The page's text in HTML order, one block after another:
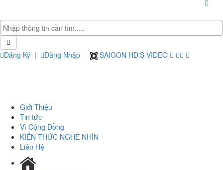
Đăng Ký | Đăng Nhập SAIGON HD'S VIDEO
Giới Thiệu
Tin tức
Vì Cộng Đồng
KIẾN THỨC NGHE NHÌN
Liên Hệ